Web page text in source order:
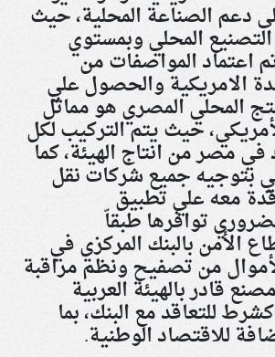
دعم الصناعة المحلية، حيث
المحلي وبمستوي
اعتماد المواصفات من
الامريكية والحصول علي
المحلي المصري هو مماثل
حيث يتم التركيب لكل
في مصر من انتاج الهيئة، كما
بتوجيه جميع شركات نقل
معه علي تطبيق
توافرها طبقاّ
الأمن بالبنك المركزي في
من تصفيح ونظم مراقبة
قادر بالهيئة العربية
للتعاقد مع البنك، بما
للاقتصاد الوطنية.